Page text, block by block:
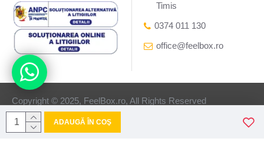
ADAUGĂ ÎN COŞ
Timis
0374 011 130
office@feelbox.ro
Copyright © 2025, FeelBox.ro, All Rights Reserved